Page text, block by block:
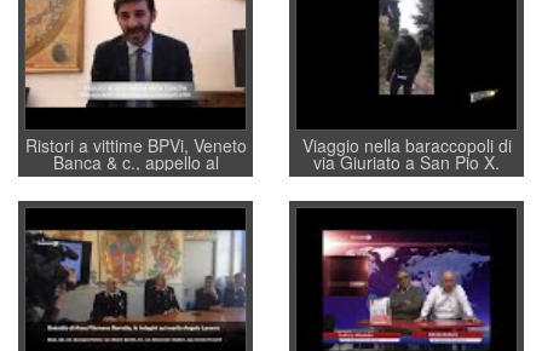
Ristori a vittime BPVi, Veneto
Banca & c., appello al
sottosegretario Alessio
Villarosa: per mettere ordine
convochi con Di Maio CNCU
a supporto della cabina di
regia al Mef
Viaggio nella baraccopoli di
via Giuriato a San Pio X.
Vicenza ai Vicentini: “faremo
un regalo di Natale ai
residenti”